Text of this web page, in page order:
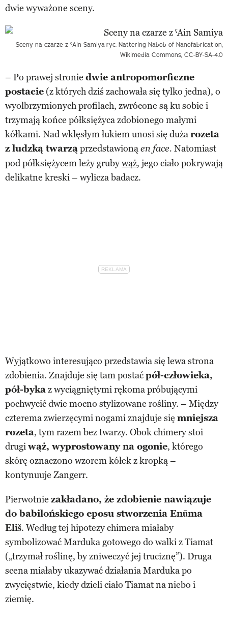
dwie wyważone sceny.
Sceny na czarze z ˁAin Samiya ryc. Nattering Nabob of Nanofabrication,
Wikimedia Commons, CC-BY-SA-4.0
– Po prawej stronie dwie antropomorficzne
postacie (z których dziś zachowała się tylko jedna), o
wyolbrzymionych profilach, zwrócone są ku sobie i
trzymają końce półksiężyca zdobionego małymi
kółkami. Nad wklęsłym łukiem unosi się dużarozeta
z ludzką twarząprzedstawionąen face. Natomiast
pod półksiężycem leży grubywąż, jego ciało pokrywają
delikatne kreski – wylicza badacz.
Wyjątkowo interesująco przedstawia się lewa strona
zdobienia. Znajduje się tam postaćpół-człowieka,
pół-bykaz wyciągniętymi rękoma próbującymi
pochwycić dwie mocno stylizowane rośliny. – Między
czterema zwierzęcymi nogami znajduje się mniejsza
rozeta, tym razem bez twarzy. Obok chimery stoi
drugiwąż, wyprostowany na ogonie, którego
skórę oznaczono wzorem kółek z kropką –
kontynuuje Zangerr.
Pierwotnie zakładano, że zdobienie nawiązuje
dobabilońskiego eposu stworzenia Enūma
Eliš. Według tej hipotezy chimera miałaby
symbolizować Marduka gotowego do walki z Tiamat
(„trzymał roślinę, by zniweczyć jej truciznę”). Druga
scena miałaby ukazywać działania Marduka po
zwycięstwie, kiedy dzieli ciało Tiamat na niebo i
ziemię.